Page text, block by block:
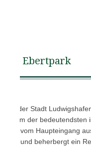
Ebertpark
in der Stadt
einem der bedeutendsten
Der vom Haupteingang
und beherbergt ein